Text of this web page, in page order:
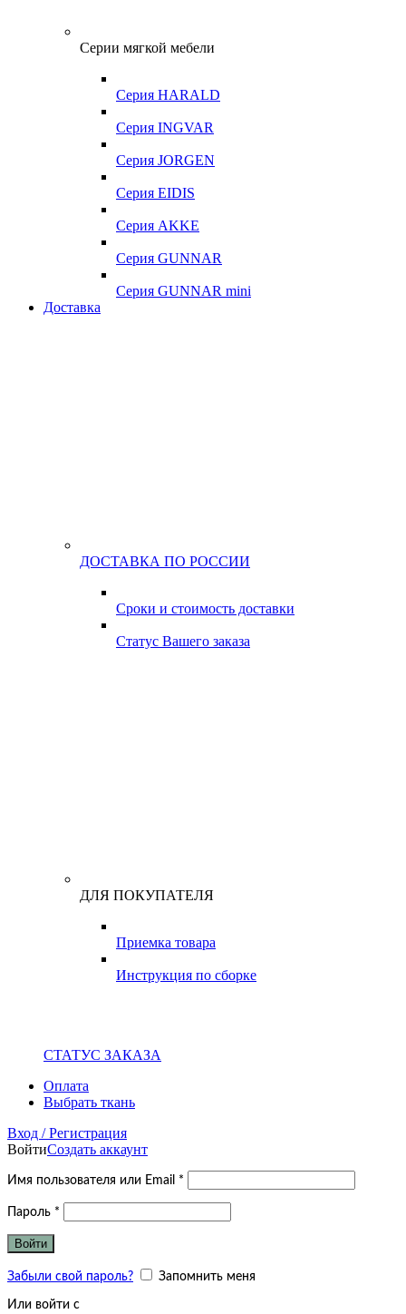
Серии мягкой мебели
Серия HARALD
Серия INGVAR
Серия JORGEN
Серия EIDIS
Серия AKKE
Серия GUNNAR
Серия GUNNAR mini
Доставка
ДОСТАВКА ПО РОССИИ
Сроки и стоимость доставки
Статус Вашего заказа
ДЛЯ ПОКУПАТЕЛЯ
Приемка товара
Инструкция по сборке
СТАТУС ЗАКАЗА
Оплата
Выбрать ткань
Вход / Регистрация
ВойтиСоздать аккаунт
Имя пользователя или Email *
Пароль *
Войти
Забыли свой пароль? Запомнить меня
Или войти с